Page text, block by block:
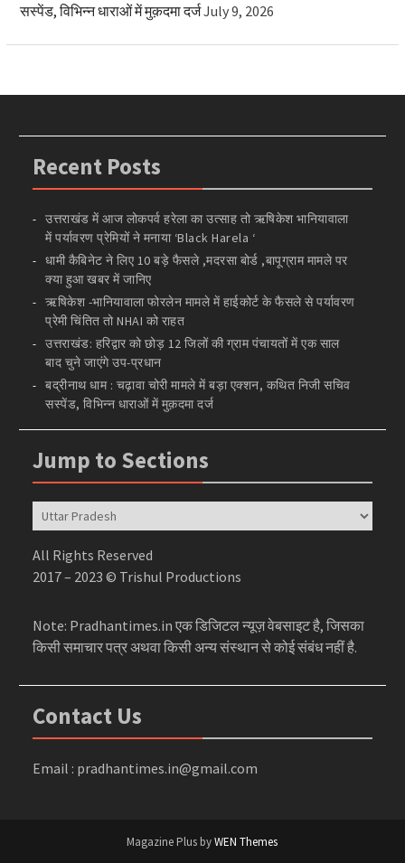
सस्पेंड, विभिन्न धाराओं में मुक़दमा दर्जJuly 9, 2026
Recent Posts
उत्तराखंड में आज लोकपर्व हरेला का उत्साह तो ऋषिकेश भानियावाला
में पर्यावरण प्रेमियों ने मनाया ‘Black Harela ‘
धामी कैबिनेट ने लिए 10 बड़े फैसले ,मदरसा बोर्ड ,बापूग्राम मामले पर
क्या हुआ खबर में जानिए
ऋषिकेश -भानियावाला फोरलेन मामले में हाईकोर्ट के फैसले से पर्यावरण
प्रेमी चिंतित तो NHAI को राहत
उत्तराखंड: हरिद्वार को छोड़ 12 जिलों की ग्राम पंचायतों में एक साल
बाद चुने जाएंगे उप-प्रधान
बद्रीनाथ धाम : चढ़ावा चोरी मामले में बड़ा एक्शन, कथित निजी सचिव
सस्पेंड, विभिन्न धाराओं में मुक़दमा दर्ज
Jump to Sections
Jump
to
Sections
All Rights Reserved
2017 – 2023 © Trishul Productions
Note: Pradhantimes.in एक डिजिटल न्यूज़ वेबसाइट है, जिसका
किसी समाचार पत्र अथवा किसी अन्य संस्थान से कोई संबंध नहीं है.
Contact Us
Email : pradhantimes.in@gmail.com
Magazine Plus byWEN Themes